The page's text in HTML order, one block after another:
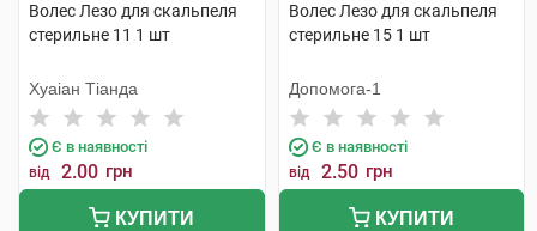
Волес Лезо для скальпеля
стерильне 11 1 шт
Хуаіан Тіанда
Є в наявності
від 2.00 грн
КУПИТИ
Волес Лезо для скальпеля
стерильне 15 1 шт
Допомога-1
Є в наявності
від 2.50 грн
КУПИТИ